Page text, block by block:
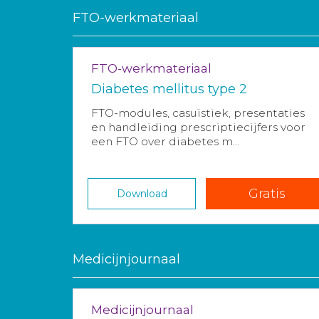
FTO-werkmateriaal
FTO-werkmateriaal
Diabetes mellitus type 2
FTO-modules, casuïstiek, presentaties
en handleiding prescriptiecijfers voor
een FTO over diabetes m...
Download Gratis
Medicijnjournaal
Medicijnjournaal